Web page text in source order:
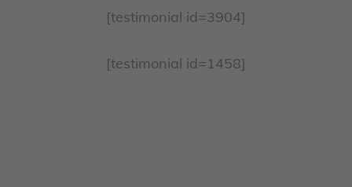
[testimonial id=3904]
[testimonial id=1458]